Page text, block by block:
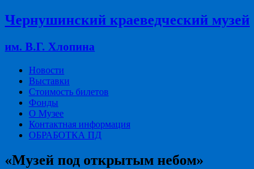
Чернушинский краеведческий музей
им. В.Г. Хлопина
Новости
Выставки
Стоимость билетов
Фонды
О Музее
Контактная информация
ОБРАБОТКА ПД
«Музей под открытым небом»